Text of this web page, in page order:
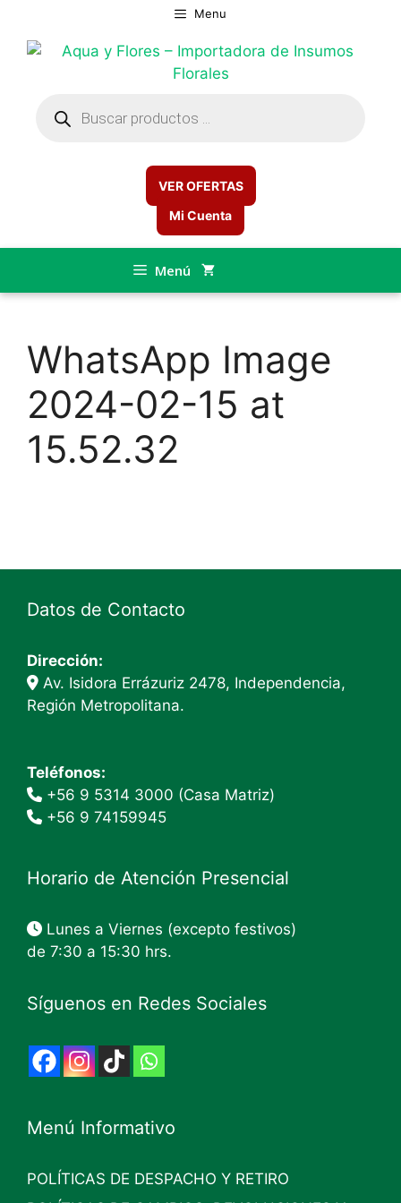
contenido
Menu
productos
VER OFERTAS
Mi Cuenta
Menú
WhatsApp Image
2024-02-15 at
15.52.32
Datos de Contacto
Dirección:
Av. Isidora Errázuriz 2478, Independencia,
Región Metropolitana.
Teléfonos:
+56 9 5314 3000 (Casa Matriz)
+56 9 74159945
Horario de Atención Presencial
Lunes a Viernes (excepto festivos)
de 7:30 a 15:30 hrs.
Síguenos en Redes Sociales
Menú Informativo
POLÍTICAS DE DESPACHO Y RETIRO